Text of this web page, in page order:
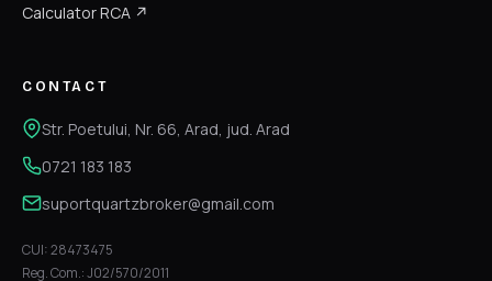
Calculator RCA ↗
CONTACT
Str. Poetului, Nr. 66, Arad, jud. Arad
0721 183 183
suportquartzbroker@gmail.com
CUI: 28473475
Reg. Com.: J02/570/2011